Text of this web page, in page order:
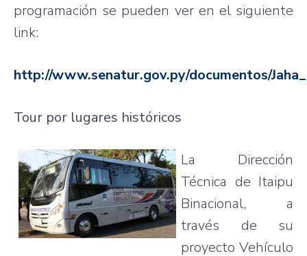
programación se pueden ver en el siguiente
link:
http://www.senatur.gov.py/documentos/
Tour por lugares históricos
La Dirección
Técnica de Itaipu
Binacional, a
través de su
proyecto Vehículo